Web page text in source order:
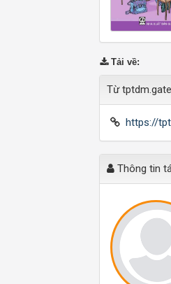
Tải về:
Từ
https://
Thông tin